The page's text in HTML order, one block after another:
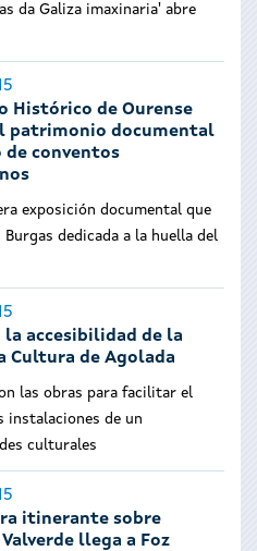
da Galiza imaxinaria' abre
Histórico de Ourense
patrimonio documental
de conventos
exposición documental que
dedicada a la huella del
la accesibilidad de la
Cultura de Agolada
las obras para facilitar el
instalaciones de un
culturales
itinerante sobre
llega a Foz